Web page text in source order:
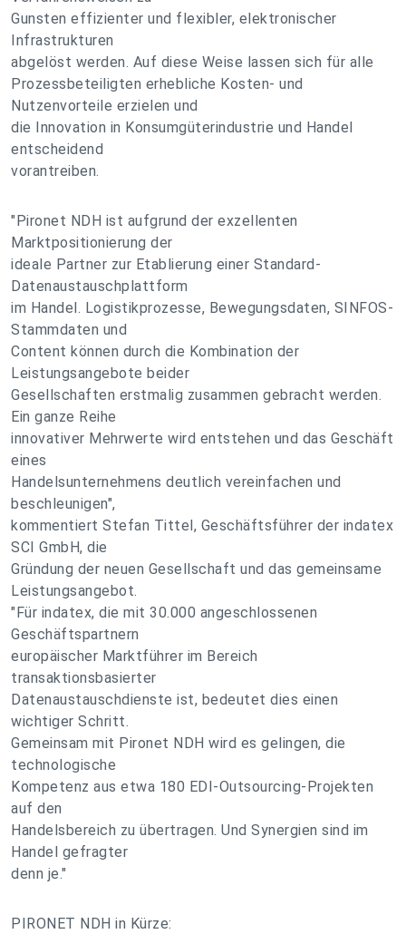
Gunsten effizienter und flexibler, elektronischer
Infrastrukturen
abgelöst werden. Auf diese Weise lassen sich für alle
Prozessbeteiligten erhebliche Kosten- und
Nutzenvorteile erzielen und
die Innovation in Konsumgüterindustrie und Handel
entscheidend
vorantreiben.
"Pironet NDH ist aufgrund der exzellenten
Marktpositionierung der
ideale Partner zur Etablierung einer Standard-
Datenaustauschplattform
im Handel. Logistikprozesse, Bewegungsdaten, SINFOS-
Stammdaten und
Content können durch die Kombination der
Leistungsangebote beider
Gesellschaften erstmalig zusammen gebracht werden.
Ein ganze Reihe
innovativer Mehrwerte wird entstehen und das Geschäft
eines
Handelsunternehmens deutlich vereinfachen und
beschleunigen",
kommentiert Stefan Tittel, Geschäftsführer der indatex
SCI GmbH, die
Gründung der neuen Gesellschaft und das gemeinsame
Leistungsangebot.
"Für indatex, die mit 30.000 angeschlossenen
Geschäftspartnern
europäischer Marktführer im Bereich
transaktionsbasierter
Datenaustauschdienste ist, bedeutet dies einen
wichtiger Schritt.
Gemeinsam mit Pironet NDH wird es gelingen, die
technologische
Kompetenz aus etwa 180 EDI-Outsourcing-Projekten
auf den
Handelsbereich zu übertragen. Und Synergien sind im
Handel gefragter
denn je."
PIRONET NDH in Kürze: